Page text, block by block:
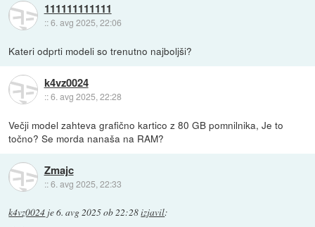
111111111111
::6. avg 2025, 22:06
Kateri odprti modeli so trenutno najboljši?
k4vz0024
::6. avg 2025, 22:28
Večji model zahteva grafično kartico z 80 GB pomnilnika, Je to
točno? Se morda nanaša na RAM?
Zmajc
::6. avg 2025, 22:33
k4vz0024 je6. avg 2025 ob 22:28izjavil: